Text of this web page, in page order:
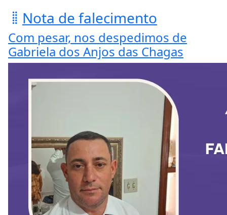
Nota de falecimento
Com pesar, nos despedimos de
Gabriela dos Anjos das Chagas